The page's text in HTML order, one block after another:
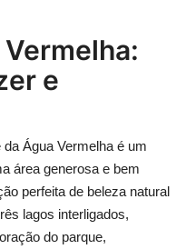
e
Água Vermelha é um
área generosa e bem
perfeita de beleza natural
lagos interligados,
do parque,